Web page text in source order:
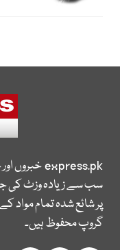
express.pkخبروں
سب سے زیادہ وزٹ کی
پر شائع شدہ تمام
گروپ محفوظ ہیں۔